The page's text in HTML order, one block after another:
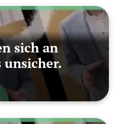
sich an
unsicher.